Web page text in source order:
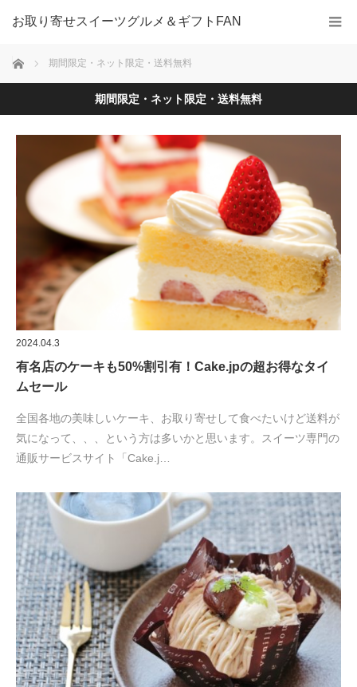
お取り寄せスイーツグルメ＆ギフトFAN
ホーム 期間限定・ネット限定・送料無料
期間限定・ネット限定・送料無料
2024.04.3
有名店のケーキも50%割引有！Cake.jpの超お得なタイ
ムセール
全国各地の美味しいケーキ、お取り寄せして食べたいけど送料が
気になって、、、という方は多いかと思います。スイーツ専門の
通販サービスサイト「Cake.j…